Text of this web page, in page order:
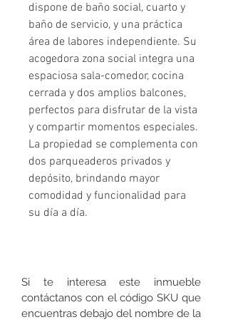
dispone de baño social, cuarto y
baño de servicio, y una práctica
área de labores independiente. Su
acogedora zona social integra una
espaciosa sala-comedor, cocina
cerrada y dos amplios balcones,
perfectos para disfrutar de la vista
y compartir momentos especiales.
La propiedad se complementa con
dos parqueaderos privados y
depósito, brindando mayor
comodidad y funcionalidad para
su día a día.
Si te interesa este inmueble
contáctanos con el código SKU que
encuentras debajo del nombre de la